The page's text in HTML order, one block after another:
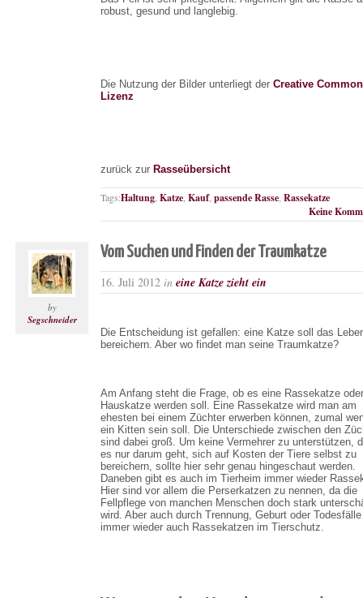
robust, gesund und langlebig.
Die Nutzung der Bilder unterliegt der Creative
Lizenz
zurück zur Rasseübersicht
Tags:Haltung Katze Kauf, passende Rasse Rassekatze
Keine
by
Segschneider
Vom Suchen und Finden der Traumkatze
16. Juli 2012 in eine Katze zieht ein
Die Entscheidung ist gefallen: eine Katze soll das
bereichern. Aber wo findet man seine Traumkatze?
Am Anfang steht die Frage, ob es eine Rassekatze
Hauskatze werden soll. Eine Rassekatze wird man am
ehesten bei einem Züchter erwerben können, zumal
ein Kitten sein soll. Die Unterschiede zwischen den
sind dabei groß. Um keine Vermehrer zu unterstützen,
es nur darum geht, sich auf Kosten der Tiere selbst zu
bereichern, sollte hier sehr genau hingeschaut werden.
Daneben gibt es auch im Tierheim immer wieder
Hier sind vor allem die Perserkatzen zu nennen, da die
Fellpflege von manchen Menschen doch stark
wird. Aber auch durch Trennung, Geburt oder
immer wieder auch Rassekatzen im Tierschutz.